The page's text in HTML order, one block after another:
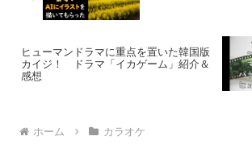
ヒューマンドラマに重点を置いた韓国版
カイジ！ ドラマ「イカゲーム」紹介＆
感想
ホーム カラオケ